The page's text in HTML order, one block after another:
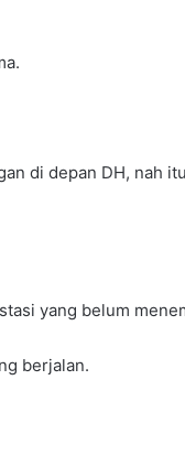
di depan DH, nah
yang belum
berjalan.